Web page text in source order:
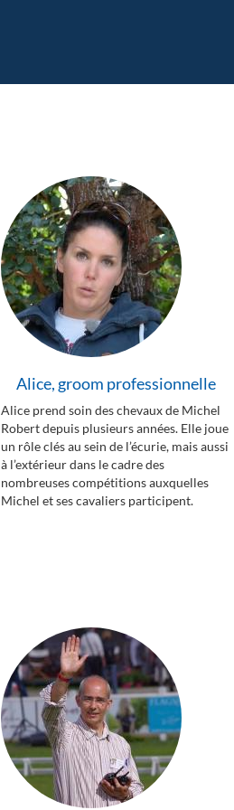
Alice, groom professionnelle
Alice prend soin des chevaux de Michel
Robert depuis plusieurs années. Elle joue
un rôle clés au sein de l’écurie, mais aussi
à l’extérieur dans le cadre des
nombreuses compétitions auxquelles
Michel et ses cavaliers participent.